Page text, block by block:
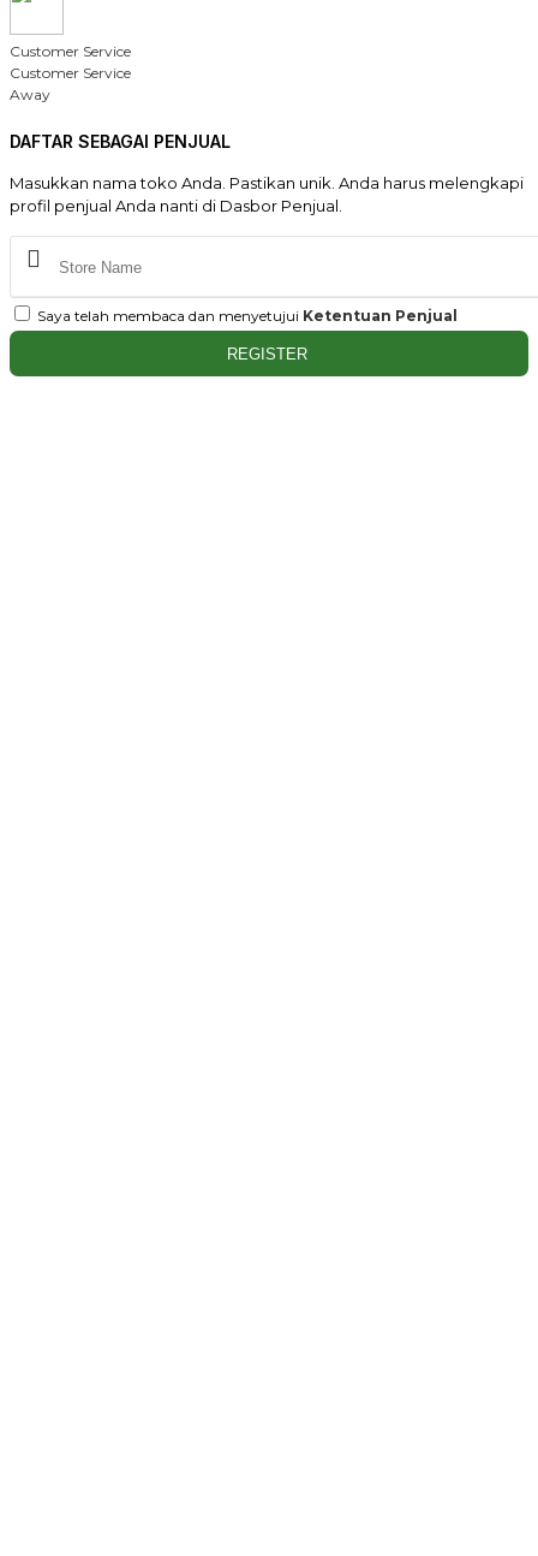
Customer Service
Customer Service
Away
DAFTAR SEBAGAI PENJUAL
Masukkan nama toko Anda. Pastikan unik. Anda harus melengkapi
profil penjual Anda nanti di Dasbor Penjual.
Saya telah membaca dan menyetujui Ketentuan Penjual
REGISTER